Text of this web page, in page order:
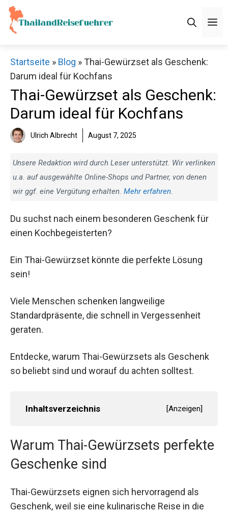
Zum
Inhalt
springen
Startseite » Blog »Thai-Gewürzset als Geschenk:
Darum ideal für Kochfans
Thai-Gewürzset als Geschenk:
Darum ideal für Kochfans
Ulrich Albrecht August 7, 2025
Unsere Redaktion wird durch Leser unterstützt. Wir verlinken
u.a. auf ausgewählte Online-Shops und Partner, von denen
wir ggf. eine Vergütung erhalten. Mehr erfahren.
Du suchst nach einem besonderen Geschenk für
einen Kochbegeisterten?
Ein Thai-Gewürzset könnte die perfekte Lösung
sein!
Viele Menschen schenken langweilige
Standardpräsente, die schnell in Vergessenheit
geraten.
Entdecke, warum Thai-Gewürzsets als Geschenk
so beliebt sind und worauf du achten solltest.
Inhaltsverzeichnis [Anzeigen]
Warum Thai-Gewürzsets perfekte
Geschenke sind
Thai-Gewürzsets eignen sich hervorragend als
Geschenk, weil sie eine kulinarische Reise in die